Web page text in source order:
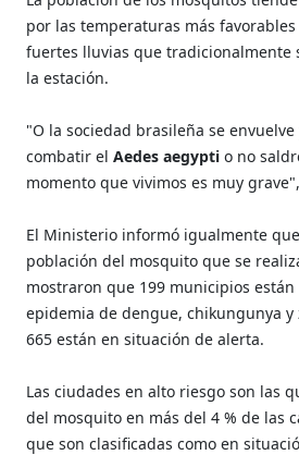
por las temperaturas más
fuertes lluvias que tradicionalmente
la estación.
"O la sociedad brasileña se
combatir elAedes aegyptio no
momento que vivimos es muy
El Ministerio informó igualmente
población del mosquito que se
mostraron que 199 municipios
epidemia de dengue, chikungunya y
665 están en situación de alerta.
Las ciudades en alto riesgo son las
del mosquito en más del 4 % de las
que son clasificadas como en